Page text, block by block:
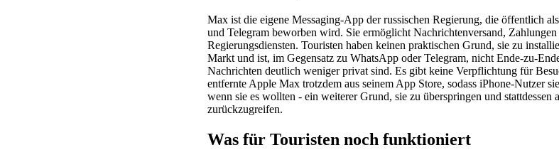
Max ist die eigene Messaging-App der russischen Regierung, die öffentlich
und Telegram beworben wird. Sie ermöglicht Nachrichtenversand,
Regierungsdiensten. Touristen haben keinen praktischen Grund, sie zu
Markt und ist, im Gegensatz zu WhatsApp oder Telegram, nicht Ende-zu-
Nachrichten deutlich weniger privat sind. Es gibt keine Verpflichtung für
entfernte Apple Max trotzdem aus seinem App Store, sodass iPhone-Nutzer
wenn sie es wollten - ein weiterer Grund, sie zu überspringen und
zurückzugreifen.
Was für Touristen noch funktioniert